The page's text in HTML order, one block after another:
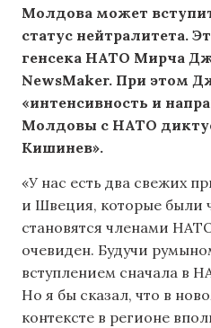
Молдова может
статус нейтралитета.
генсека НАТО Мирча
NewsMaker. При этом
«интенсивность и
Молдовы с НАТО
Кишинев».
«У нас есть два свежих
и Швеция, которые были
становятся членами
очевиден. Будучи
вступлением сначала в
Но я бы сказал, что в
контексте в регионе